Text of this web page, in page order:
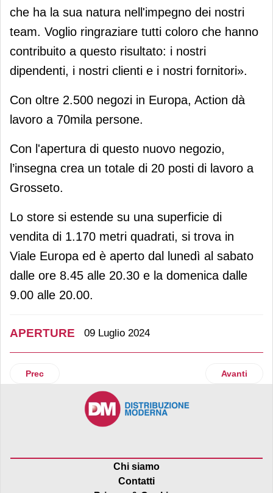
che ha la sua natura nell'impegno dei nostri
team. Voglio ringraziare tutti coloro che hanno
contribuito a questo risultato: i nostri
dipendenti, i nostri clienti e i nostri fornitori».
Con oltre 2.500 negozi in Europa, Action dà
lavoro a 70mila persone.
Con l'apertura di questo nuovo negozio,
l’insegna crea un totale di 20 posti di lavoro a
Grosseto.
Lo store si estende su una superficie di
vendita di 1.170 metri quadrati, si trova in
Viale Europa ed è aperto dal lunedì al sabato
dalle ore 8.45 alle 20.30 e la domenica dalle
9.00 alle 20.00.
APERTURE 09 Luglio 2024
Articolo precedente: Risparmio Casa apre a Pero (Mi) uno
Prec Articolo
Avanti
Chi siamo
Contatti